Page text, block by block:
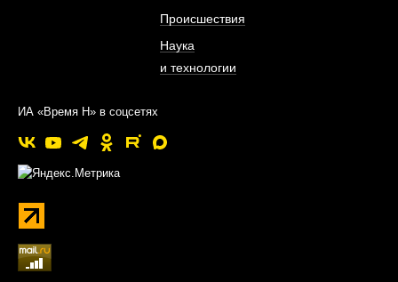
Происшествия
Наука
и технологии
ИА «Время Н» в соцсетях